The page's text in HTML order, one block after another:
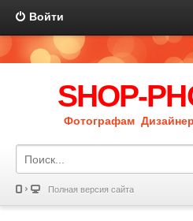
Войти
SHOP-
Фотографам
Полная версия сайта